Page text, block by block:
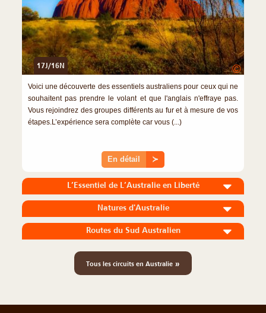
17J/16N ©
Voici une découverte des essentiels australiens pour ceux qui ne
souhaitent pas prendre le volant et que l'anglais n'effraye pas.
Vous rejoindrez des groupes différents au fur et à mesure de vos
étapes.L’expérience sera complète car vous (...)
En détail ≻
L’Essentiel de L’Australie en Liberté
Natures d'Australie
Routes du Sud Australien
Tous les circuits en Australie »